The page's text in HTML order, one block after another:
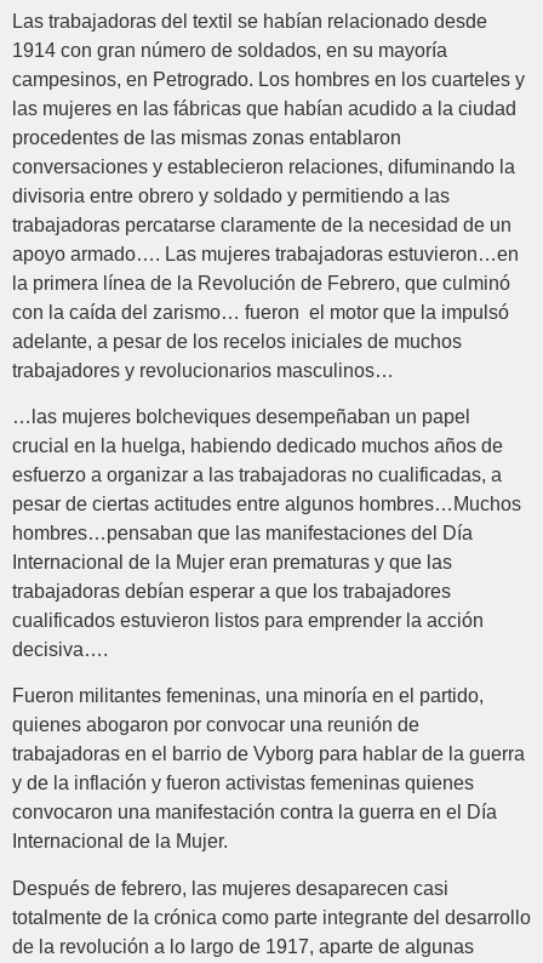
Las trabajadoras del textil se habían relacionado desde
1914 con gran número de soldados, en su mayoría
campesinos, en Petrogrado. Los hombres en los cuarteles y
las mujeres en las fábricas que habían acudido a la ciudad
procedentes de las mismas zonas entablaron
conversaciones y establecieron relaciones, difuminando la
divisoria entre obrero y soldado y permitiendo a las
trabajadoras percatarse claramente de la necesidad de un
apoyo armado…. Las mujeres trabajadoras estuvieron…en
la primera línea de la Revolución de Febrero, que culminó
con la caída del zarismo… fueron el motor que la impulsó
adelante, a pesar de los recelos iniciales de muchos
trabajadores y revolucionarios masculinos…
…las mujeres bolcheviques desempeñaban un papel
crucial en la huelga, habiendo dedicado muchos años de
esfuerzo a organizar a las trabajadoras no cualificadas, a
pesar de ciertas actitudes entre algunos hombres…Muchos
hombres…pensaban que las manifestaciones del Día
Internacional de la Mujer eran prematuras y que las
trabajadoras debían esperar a que los trabajadores
cualificados estuvieron listos para emprender la acción
decisiva….
Fueron militantes femeninas, una minoría en el partido,
quienes abogaron por convocar una reunión de
trabajadoras en el barrio de Vyborg para hablar de la guerra
y de la inflación y fueron activistas femeninas quienes
convocaron una manifestación contra la guerra en el Día
Internacional de la Mujer.
Después de febrero, las mujeres desaparecen casi
totalmente de la crónica como parte integrante del desarrollo
de la revolución a lo largo de 1917, aparte de algunas